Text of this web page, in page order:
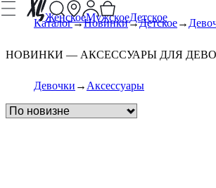
ЖенскоеМужскоеДетское
Каталог Новинки Детское
НОВИНКИ — АКСЕССУАРЫ ДЛЯ
Девочки Аксессуары